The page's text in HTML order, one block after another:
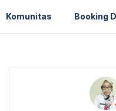
Komunitas Booking